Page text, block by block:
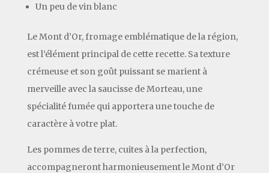
Un peu de vin blanc
Le Mont d’Or, fromage emblématique de la région,
est l’élément principal de cette recette. Sa texture
crémeuse et son goût puissant se marient à
merveille avec la saucisse de Morteau, une
spécialité fumée qui apportera une touche de
caractère à votre plat.
Les pommes de terre, cuites à la perfection,
accompagneront harmonieusement le Mont d’Or